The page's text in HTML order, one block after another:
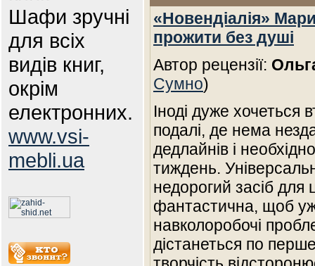
Шафи зручні
для всіх
видів книг,
окрім
електронних.
www.vsi-
mebli.ua
«Новендіалія»
прожити без душі
Автор рецензії:
Сумно)
Іноді дуже хочеться
подалі, де нема
дедлайнів і
тиждень.
недорогий засіб
фантастична, щоб
навколоробочі
дістанеться по